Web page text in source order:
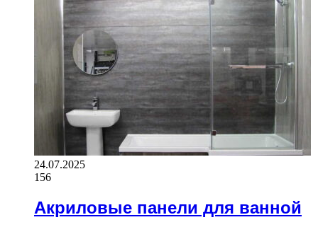
24.07.2025
156
Акриловые панели для ванной